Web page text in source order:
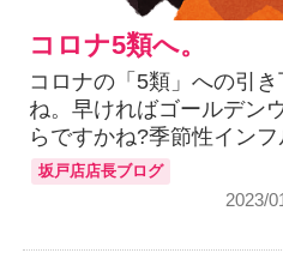
コロナ5類へ。
コロナの「5類」への引
ね。早ければゴールデン
らですかね?季節性イン
坂戸店店長ブログ
2023/